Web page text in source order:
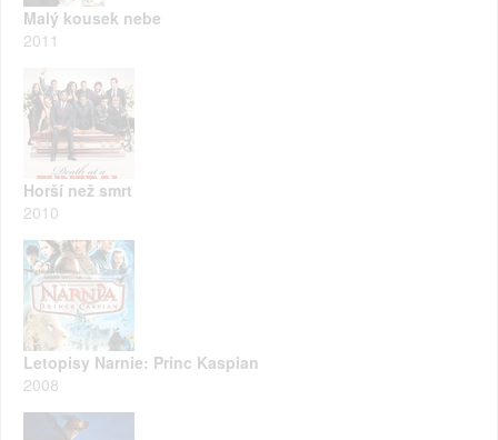
Malý kousek nebe
2011
Horší než smrt
2010
Letopisy Narnie: Princ Kaspian
2008